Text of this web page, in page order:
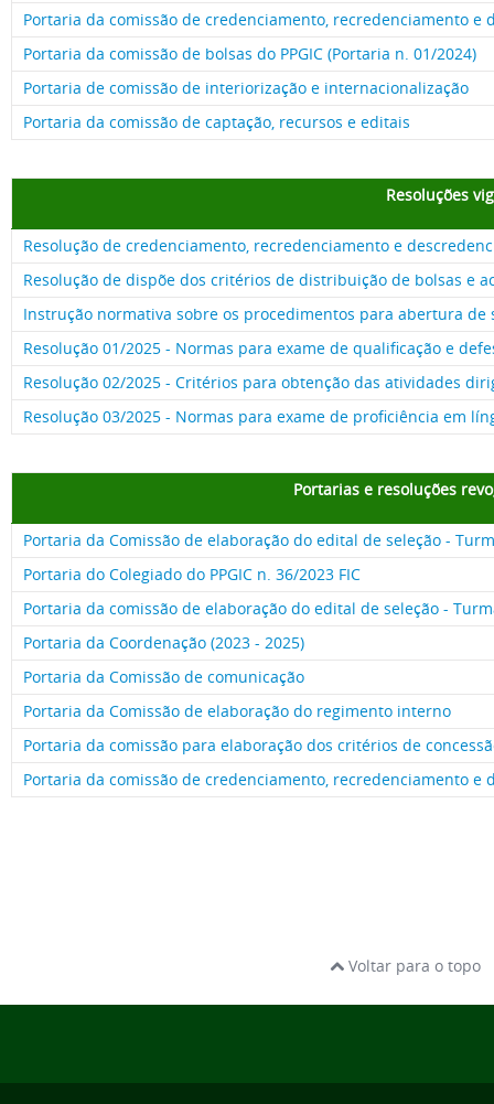
Portaria da comissão de credenciamento, recredenciamento e
Portaria da comissão de bolsas do PPGIC (Portaria n. 01/2024)
Portaria de comissão de interiorização e internacionalização
Portaria da comissão de captação, recursos e editais
Resoluções
Resolução de credenciamento, recredenciamento e
Resolução de dispõe dos critérios de distribuição de bolsas e
Instrução normativa sobre os procedimentos para abertura de
Resolução 01/2025 - Normas para exame de qualificação e
Resolução 02/2025 - Critérios para obtenção das atividades
Resolução 03/2025 - Normas para exame de proficiência em
Portarias e resoluções
Portaria da Comissão de elaboração do edital de seleção -
Portaria do Colegiado do PPGIC n. 36/2023 FIC
Portaria da comissão de elaboração do edital de seleção -
Portaria da Coordenação (2023 - 2025)
Portaria da Comissão de comunicação
Portaria da Comissão de elaboração do regimento interno
Portaria da comissão para elaboração dos critérios de
Portaria da comissão de credenciamento, recredenciamento e
Voltar para o topo